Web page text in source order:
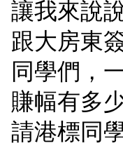
讓我來說
跟大房東
同學們，
賺幅有多
請港標同